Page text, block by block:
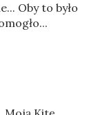
Oby to było